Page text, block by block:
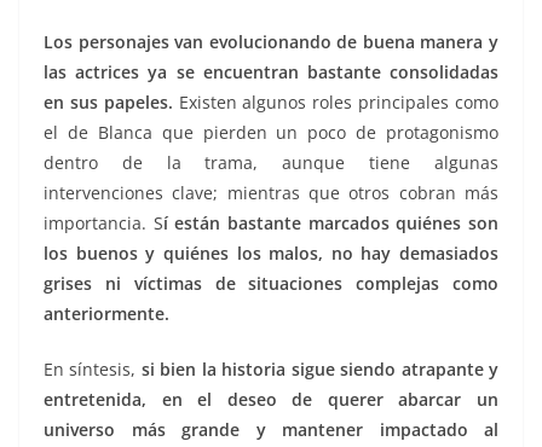
Los personajes van evolucionando de buena manera y
las actrices ya se encuentran bastante consolidadas
en sus papeles. Existen algunos roles principales como
el de Blanca que pierden un poco de protagonismo
dentro de la trama, aunque tiene algunas
intervenciones clave; mientras que otros cobran más
importancia. Sí están bastante marcados quiénes son
los buenos y quiénes los malos, no hay demasiados
grises ni víctimas de situaciones complejas como
anteriormente.
En síntesis, si bien la historia sigue siendo atrapante y
entretenida, en el deseo de querer abarcar un
universo más grande y mantener impactado al